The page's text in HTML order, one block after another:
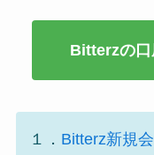
Bitterzの口
１． Bitterz新規